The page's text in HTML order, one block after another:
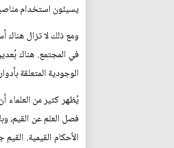
يسيئون استخدام
ومع ذلك لا تزال هناك
في المجتمع. هناك
الوجودية المتعلقة
يُظهر كثير من العلماء
فصل العلم عن القيم،
الأحكام القيمية.